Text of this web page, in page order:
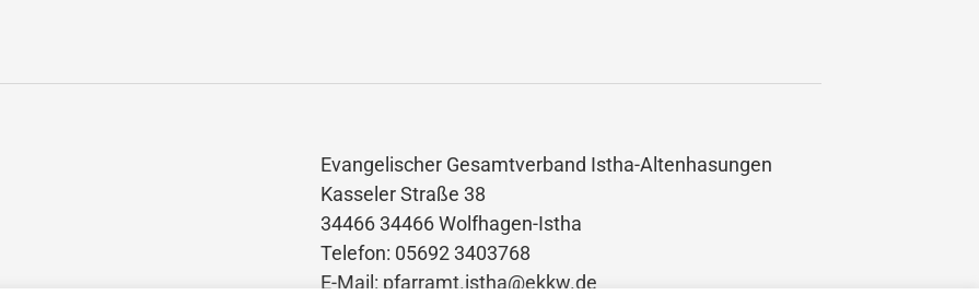
Evangelischer Gesamtverband Istha-Altenhasungen
Kasseler Straße 38
34466 34466 Wolfhagen-Istha
Telefon: 05692 3403768
E-Mail: pfarramt.istha@ekkw.de